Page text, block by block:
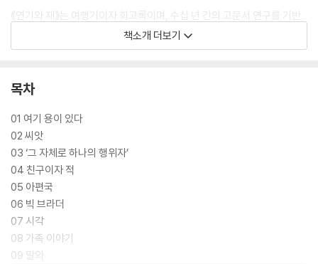
《연기와 재》는 여행기이자 회고록이며, 수십 년 간의 고문서 연구를 기반
으로 한 역사 에세이다. 이 책에서 고시는 아편 무역이 영국, 인도, 중국 그
리고 세계 전반에 끼친 막대한 영향을 추적한다. 이 무역을 획책한 대영제
출했으며, 그에 따른 수입은 제국의 재정적 생존에 필수적이었다. 그 이익
쿨리지 등 미국의 가장 강력한 가문, 아이비리그, 그리고 현대 글로벌리즘
기원의 핵심이었음을 확인했다.
고시는 《연기와 재》에서 원예사·자본주의 신화·식민주의의 사회문화적 영
향 사이를 솜씨 좋게 누비면서, 하나의 작은 식물이 재앙의 가장자리에서
비틀거리면서 우리 세계를 형성하는 데 어떤 역할을 맡아왔는지 파헤친다.
서구 중심의 역사를 비판하고, 늘 제국주의의 그늘에서 핍박받아온 식민지
피지배자의 편에 서고자 하는 저자는 철저한 고증과 끝없는 확인을 통해
책소개 더보기
목차
01 여기 용이 있다
02 씨앗
03 ‘그 자체로 하나의 행위자’
04 친구이자 적
05 아편국
06 빅 브라더
07 시각
08 가족 이야기
09 말와